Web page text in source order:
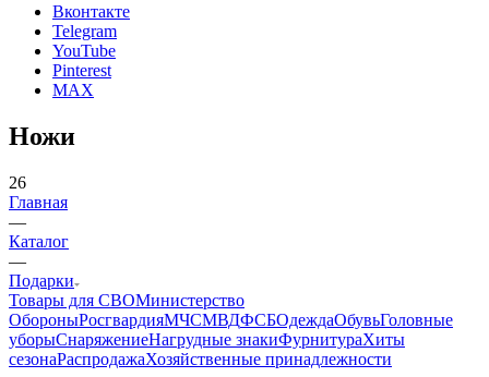
Вконтакте
Telegram
YouTube
Pinterest
MAX
Ножи
26
Главная
—
Каталог
—
Подарки
Товары для СВОМинистерство
ОбороныРосгвардияМЧСМВДФСБОдеждаОбувьГоловные
уборыСнаряжениеНагрудные знакиФурнитураХиты
сезонаРаспродажаХозяйственные принадлежности